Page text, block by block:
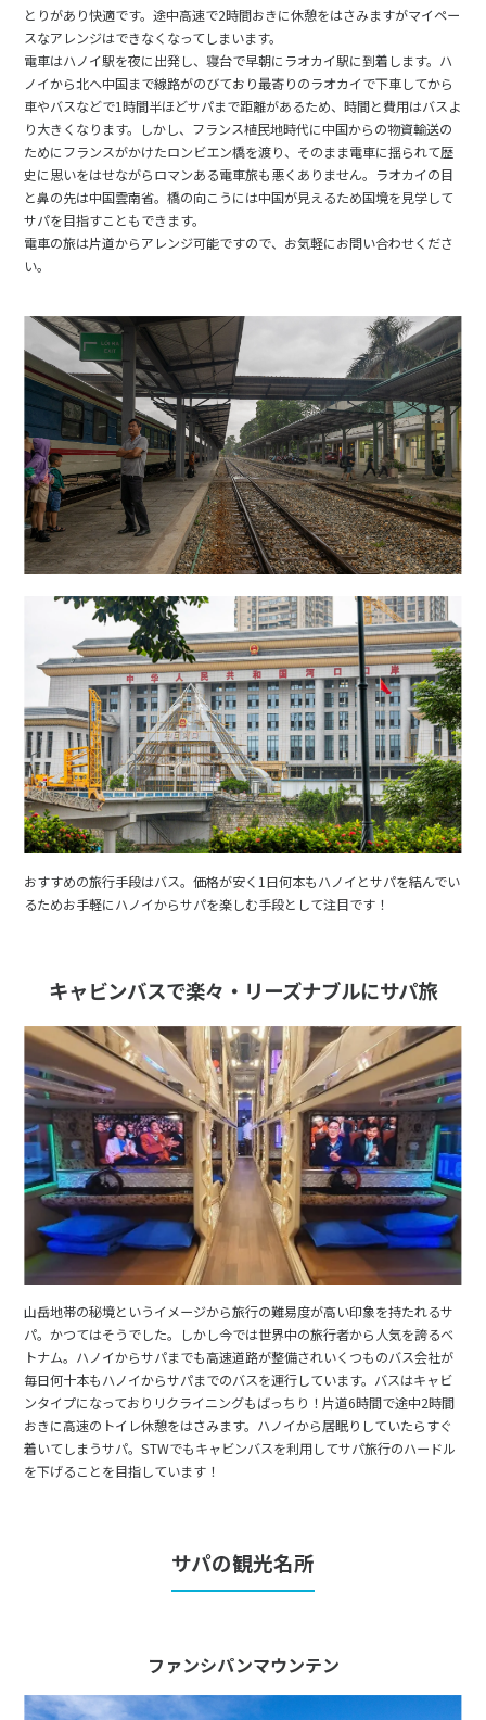
12 13 14 15 16 17
18
19
20 21 22
26
27 28 29 30
2027年10月 10月未定
1
2
3
4 5 6 7 8
9
24
25 26 27 29
30
31
2027年11月 11月未定
1 2 3 4 5
6
7
8 9 10 11 12
13
14
15 16 17 18 19
20
21
22 23 24 25 26
27
28
29 30
2027年12月 12月未定
1 2 3
4
5
6 7 8 9 10
11
12
13 14 15 16 17
18
19
20 21 22 23 24
25
26
27 28 29 30 31
2028年1月 1月未定
1
2
3 4 5 6 7
8
9
10 11 12 13 14
15
16
17 18 19 20 21
22
23
24 25 26 27 28
29
30
31
2 2月未定
1 2 3 4
5
6
7 8 9 10 11
12
13
14 15 16 17 18
19
20
21 22 23 24 25
26
27
28 29
14 15 16
19
20 21 22
とりがあり快適です。途中高速で2時間おきに休憩をはさみますがマイペー
スなアレンジはできなくなってしまいます。
電車はハノイ駅を夜に出発し、寝台で早朝にラオカイ駅に到着します。ハ
ノイから北へ中国まで線路がのびており最寄りのラオカイで下車してから
車やバスなどで1時間半ほどサパまで距離があるため、時間と費用はバスよ
り大きくなります。しかし、フランス植民地時代に中国からの物資輸送の
ためにフランスがかけたロンビエン橋を渡り、そのまま電車に揺られて歴
史に思いをはせながらロマンある電車旅も悪くありません。ラオカイの目
と鼻の先は中国雲南省。橋の向こうには中国が見えるため国境を見学して
サパを目指すこともできます。
電車の旅は片道からアレンジ可能ですので、お気軽にお問い合わせくださ
い。
おすすめの旅行手段はバス。価格が安く1日何本もハノイとサパを結んでい
るためお手軽にハノイからサパを楽しむ手段として注目です！
キャビンバスで楽々・リーズナブルにサパ旅
山岳地帯の秘境というイメージから旅行の難易度が高い印象を持たれるサ
パ。かつてはそうでした。しかし今では世界中の旅行者から人気を誇るベ
トナム。ハノイからサパまでも高速道路が整備されいくつものバス会社が
毎日何十本もハノイからサパまでのバスを運行しています。バスはキャビ
ンタイプになっておりリクライニングもばっちり！片道6時間で途中2時間
おきに高速のトイレ休憩をはさみます。ハノイから居眠りしていたらすぐ
着いてしまうサパ。STWでもキャビンバスを利用してサパ旅行のハードル
を下げることを目指しています！
サパの観光名所
ファンシパンマウンテン